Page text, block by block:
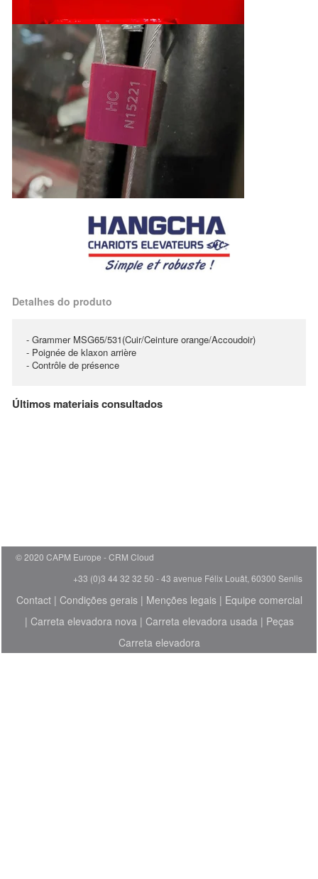
Detalhes do produto
- Grammer MSG65/531(Cuir/Ceinture orange/Accoudoir)
- Poignée de klaxon arrière
- Contrôle de présence
Últimos materiais consultados
© 2020 CAPM Europe
CRM Cloud
+33 (0)3 44 32 32 50 - 43 avenue Félix Louât, 60300 Senlis
Contact| Condições gerais| Menções legais| Equipe comercial
| Carreta elevadora nova| Carreta elevadora usada| Peças
Carreta elevadora